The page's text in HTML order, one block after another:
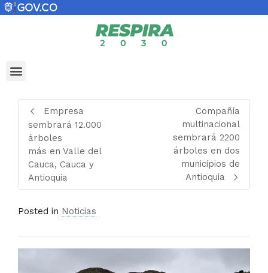
Empresa
sembrará 12.000
árboles
más en Valle del
Cauca, Cauca y
Antioquia
Compañía
multinacional
sembrará 2200
árboles en dos
municipios de
Antioquia
Posted in Noticias